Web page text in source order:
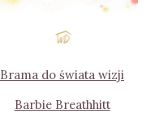
Brama do świata wizji
Barbie Breathhitt